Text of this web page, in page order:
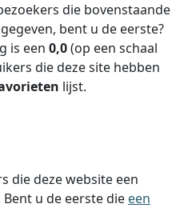
die bovenstaande
bent u de eerste?
is een 0,0(op een schaal
die deze site hebben
lijst.
die deze website een
u de eerste die een